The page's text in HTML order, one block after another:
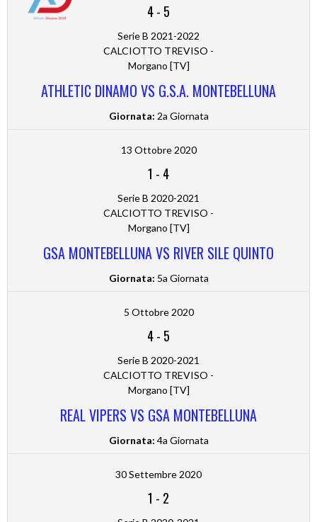
4- 5
Serie B 2021-2022
CALCIOTTO TREVISO -
Morgano [TV]
ATHLETIC DINAMO VS G.S.A. MONTEBELLUNA
Giornata: 2a Giornata
13 Ottobre 2020
1 - 4
Serie B 2020-2021
CALCIOTTO TREVISO -
Morgano [TV]
GSA MONTEBELLUNA VS RIVER SILE QUINTO
Giornata: 5a Giornata
5 Ottobre 2020
4- 5
Serie B 2020-2021
CALCIOTTO TREVISO -
Morgano [TV]
REAL VIPERS VS GSA MONTEBELLUNA
Giornata: 4a Giornata
30 Settembre 2020
1 - 2